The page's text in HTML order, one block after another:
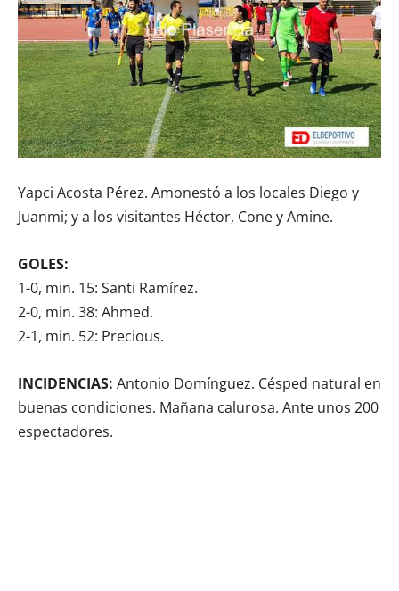
Yapci Acosta Pérez. Amonestó a los locales Diego y
Juanmi; y a los visitantes Héctor, Cone y Amine.
GOLES:
1-0, min. 15: Santi Ramírez.
2-0, min. 38: Ahmed.
2-1, min. 52: Precious.
INCIDENCIAS: Antonio Domínguez. Césped natural en
buenas condiciones. Mañana calurosa. Ante unos 200
espectadores.